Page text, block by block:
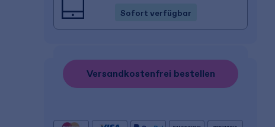
Sofort verfügbar
Versandkostenfrei bestellen